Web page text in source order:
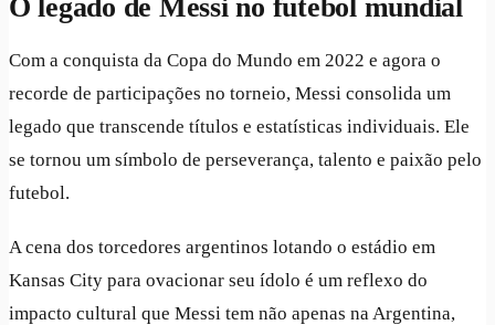
O legado de Messi no futebol mundial
Com a conquista da Copa do Mundo em 2022 e agora o
recorde de participações no torneio, Messi consolida um
legado que transcende títulos e estatísticas individuais. Ele
se tornou um símbolo de perseverança, talento e paixão pelo
futebol.
A cena dos torcedores argentinos lotando o estádio em
Kansas City para ovacionar seu ídolo é um reflexo do
impacto cultural que Messi tem não apenas na Argentina,